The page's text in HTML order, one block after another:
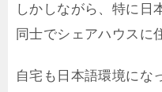
しかしながら、特に日
同士でシェアハウスに
自宅も日本語環境にな